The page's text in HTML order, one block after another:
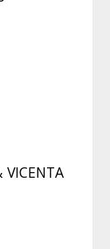
VICENTA